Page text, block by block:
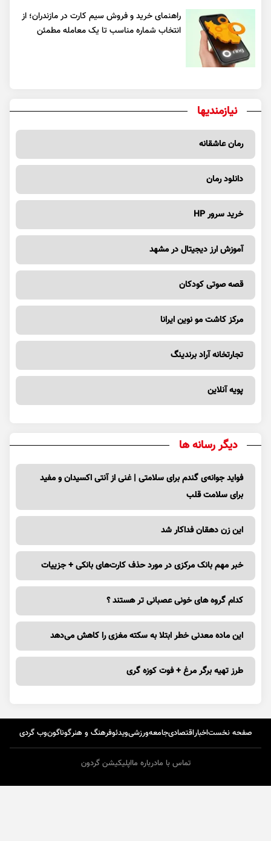
راهنمای خرید و فروش سیم کارت در مازندران؛ از
انتخاب شماره مناسب تا یک معامله مطمئن
نیازمندیها
رمان عاشقانه
دانلود رمان
خرید سرور HP
آموزش ارز دیجیتال در مشهد
قصه صوتی کودکان
مرکز کاشت مو نوین ایرانا
تجارتخانه آراد برندینگ
پویه آنلاین
دیگر رسانه ها
فواید جوانه‌ی گندم برای سلامتی | غنی از آنتی اکسیدان و مفید
برای سلامت قلب
این زن دهقان فداکار شد
خبر مهم بانک مرکزی در مورد حذف کارت‌های بانکی + جزییات
کدام گروه های خونی عصبانی تر هستند ؟
این ماده معدنی خطر ابتلا به سکته مغزی را کاهش می‌دهد
طرز تهیه برگر مرغ + فوت کوزه گری
صفحه نخستاخباراقتصادیجامعهورزشیویدئوفرهنگ و هنرگوناگونوب گردی
تماس با مادرباره مااپلیکیشن گردون